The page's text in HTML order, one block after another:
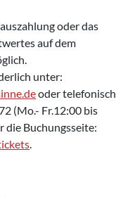
oder das
auf dem
unter:
oder telefonisch
(Mo.- Fr.12:00 bis
die Buchungsseite:
.